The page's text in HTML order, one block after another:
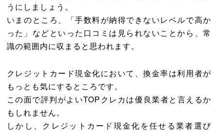
うにしましょう。
いまのところ、「手数料が納得できないレベルで高か
った」などといった口コミは見られないことから、常
識の範囲内に収まると思われます。
クレジットカード現金化において、換金率は利用者が
もっとも気にするところです。
この面で評判がよいTOPクレカは優良業者と言えるか
もしれません。
しかし、クレジットカード現金化を任せる業者選び